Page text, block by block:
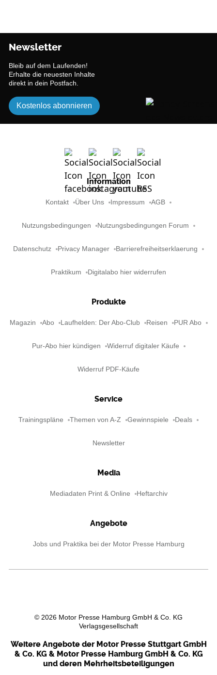
Newsletter
Bleib auf dem Laufenden!
Erhalte die neuesten Inhalte
direkt in dein Postfach.
Kostenlos abonnieren
Information
Kontakt Über Uns Impressum AGB
Nutzungsbedingungen Nutzungsbedingungen Forum
Datenschutz Privacy Manager Barrierefreiheitserklaerung
Praktikum Digitalabo hier widerrufen
Produkte
Magazin Abo Laufhelden: Der Abo-Club Reisen PUR Abo
Pur-Abo hier kündigen Widerruf digitaler Käufe
Widerruf PDF-Käufe
Service
Trainingspläne Themen von A-Z Gewinnspiele Deals
Newsletter
Media
Mediadaten Print & Online Heftarchiv
Angebote
Jobs und Praktika bei der Motor Presse Hamburg
© 2026 Motor Presse Hamburg GmbH & Co. KG
Verlagsgesellschaft
Weitere Angebote der Motor Presse Stuttgart GmbH
& Co. KG & Motor Presse Hamburg GmbH & Co. KG
und deren Mehrheitsbeteiligungen